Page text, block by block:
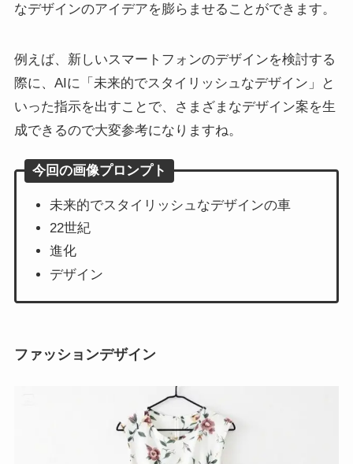
なデザインのアイデアを膨らませることができます。
例えば、新しいスマートフォンのデザインを検討する
際に、AIに「未来的でスタイリッシュなデザイン」と
いった指示を出すことで、さまざまなデザイン案を生
成できるので大変参考になりますね。
今回の画像プロンプト
未来的でスタイリッシュなデザインの車
22世紀
進化
デザイン
ファッションデザイン